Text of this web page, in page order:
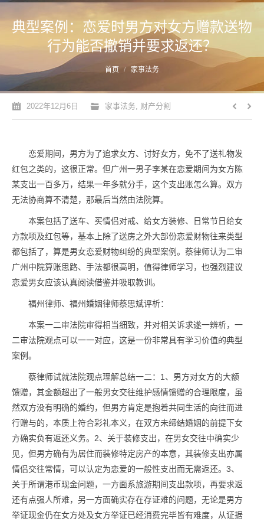
典型案例：恋爱时男方对女方赠款送物
行为能否撤销并要求返还？
您的位置： 首页 家事法务
2022年12月6日 家事法务, 财产分割
恋爱期间，男方为了追求女方、讨好女方，免不了送礼物发
红包之类的，这很正常。但广州一男子李某在恋爱期间为女方陈
某支出一百多万，结果一年多就分手，这个支出账怎么算。双方
无法协商算不清楚，那最后当然由法院算。
本案包括了送车、买情侣对戒、给女方装修、日常节日给女
方款项及红包等，基本上除了送房之外大部份恋爱财物往来类型
都包括了，算是男女恋爱财物纠纷的典型案例。蔡律师认为二审
广州中院算账思路、手法都很高明，值得律师学习，也强烈建议
恋爱男女应该认真阅读借鉴并吸取教训。
福州律师、福州婚姻律师蔡思斌评析：
本案一二审法院审得相当细致，并对相关诉求遂一辨析，一
二审法院观点可以一一对应，这是一份非常具有学习价值的典型
案例。
蔡律师试就法院观点理解总结一二：1、男方对女方的大额
馈赠，其金额超出了一般男女交往维护感情馈赠的合理限度，虽
然双方没有明确的婚约，但男方肯定是抱着共同生活的向往而进
行赠与的，本质上符合彩礼本义，在双方未缔结婚姻的前提下女
方确实负有返还义务。2、关于装修支出，在男女交往中确实少
见，但男方确有为居住而装修特定房产的本意，其装修支出亦属
情侣交往常情，可以认定为恋爱的一般性支出而无需返还。3、
关于所谓港币现金问题，一方面系旅游期间支出款项，再要求返
还有点强人所难，另一方面确实存在存证难的问题，无论是男方
举证现金仍在女方处及女方举证已经消费完毕皆有难度，从证据